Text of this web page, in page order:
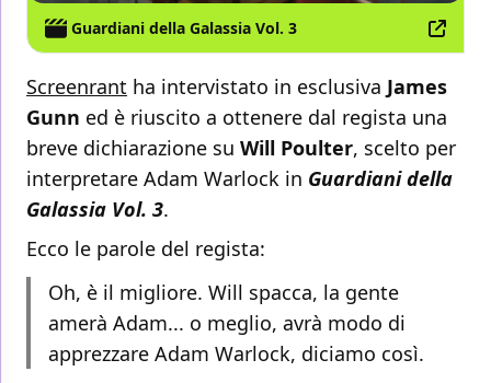
Guardiani della Galassia Vol. 3
Screenrant ha intervistato in esclusiva James
Gunn ed è riuscito a ottenere dal regista una
breve dichiarazione su Will Poulter, scelto per
interpretare Adam Warlock in Guardiani della
Galassia Vol. 3.
Ecco le parole del regista:
Oh, è il migliore. Will spacca, la gente
amerà Adam... o meglio, avrà modo di
apprezzare Adam Warlock, diciamo così.